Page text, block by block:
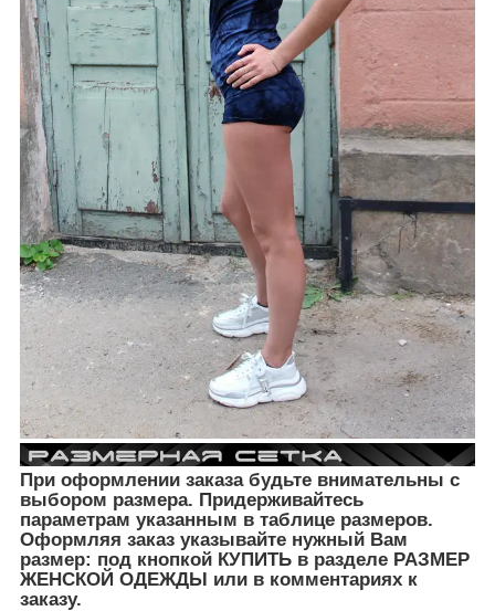
При оформлении заказа будьте внимательны с
выбором размера. Придерживайтесь
параметрам указанным в таблице размеров.
Оформляя заказ указывайте нужный Вам
размер: под кнопкой КУПИТЬ в разделе РАЗМЕР
ЖЕНСКОЙ ОДЕЖДЫ или в комментариях к
заказу.